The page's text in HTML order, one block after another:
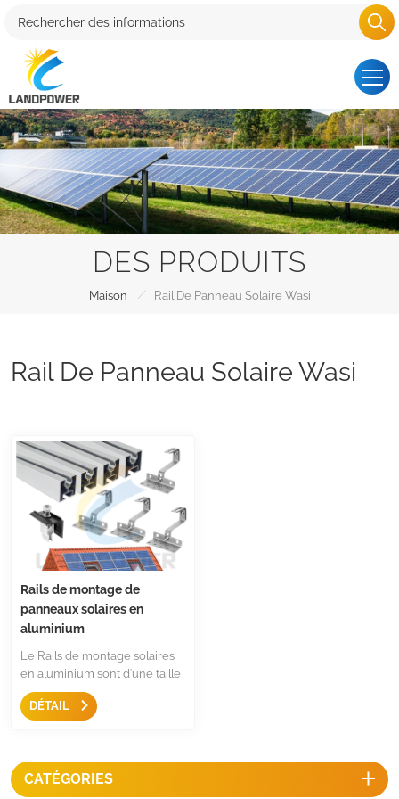
DES PRODUITS
Maison / Rail De Panneau Solaire Wasi
Rail De Panneau Solaire Wasi
Rails de montage de
panneaux solaires en
aluminium
Le Rails de montage solaires
en aluminium sont d'une taille
de 40x40 mm, finition usinée,
anodisé argent ou noir, la
toits en tuiles, l'installation de
toits métalliques dans les pays
DÉTAIL
CATÉGORIES